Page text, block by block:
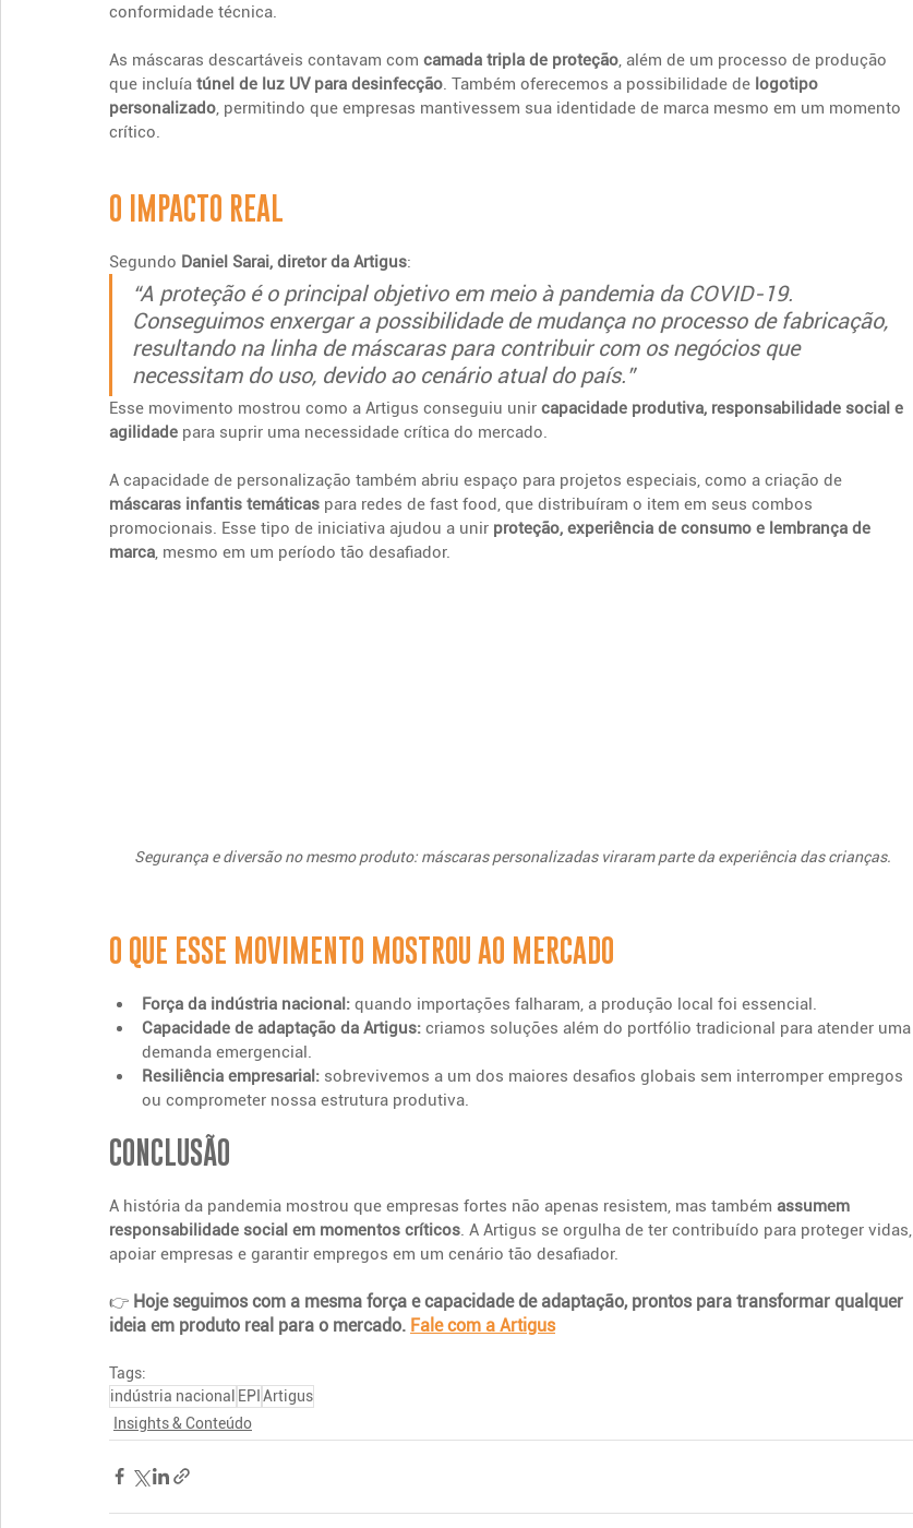
conformidade técnica.
As máscaras descartáveis contavam com camada tripla de proteção, além de um processo de produção
que incluía túnel de luz UV para desinfecção. Também oferecemos a possibilidade de logotipo
personalizado, permitindo que empresas mantivessem sua identidade de marca mesmo em um momento
crítico.
O IMPACTO REAL
Segundo Daniel Sarai, diretor da Artigus:
“A proteção é o principal objetivo em meio à pandemia da COVID-19.
Conseguimos enxergar a possibilidade de mudança no processo de fabricação,
resultando na linha de máscaras para contribuir com os negócios que
necessitam do uso, devido ao cenário atual do país.”
Esse movimento mostrou como a Artigus conseguiu unir capacidade produtiva, responsabilidade social e
agilidade para suprir uma necessidade crítica do mercado.
A capacidade de personalização também abriu espaço para projetos especiais, como a criação de
máscaras infantis temáticas para redes de fast food, que distribuíram o item em seus combos
promocionais. Esse tipo de iniciativa ajudou a unir proteção, experiência de consumo e lembrança de
marca, mesmo em um período tão desafiador.
Segurança e diversão no mesmo produto: máscaras personalizadas viraram parte da experiência das crianças.
O QUE ESSE MOVIMENTO MOSTROU AO MERCADO
Força da indústria nacional: quando importações falharam, a produção local foi essencial.
Capacidade de adaptação da Artigus: criamos soluções além do portfólio tradicional para atender uma
demanda emergencial.
Resiliência empresarial: sobrevivemos a um dos maiores desafios globais sem interromper empregos
ou comprometer nossa estrutura produtiva.
CONCLUSÃO
A história da pandemia mostrou que empresas fortes não apenas resistem, mas também assumem
responsabilidade social em momentos críticos. A Artigus se orgulha de ter contribuído para proteger vidas,
apoiar empresas e garantir empregos em um cenário tão desafiador.
👉 Hoje seguimos com a mesma força e capacidade de adaptação, prontos para transformar qualquer
ideia em produto real para o mercado. Fale com a Artigus
Tags:
indústria nacional EPI Artigus
Insights & Conteúdo